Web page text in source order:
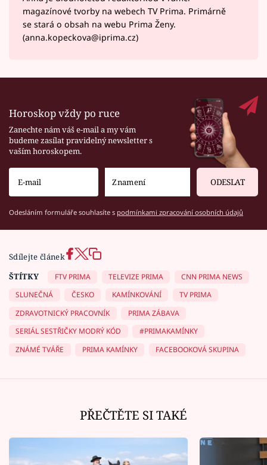
magazínové tvorby na webech TV Prima. Primárně
se stará o obsah na webu Prima Ženy.
(anna.kopeckova@iprima.cz)
Horoskop vždy po ruce
Zanechte nám váš e-mail a my vám
budeme zasílat pravidelný newsletter s
vaším horoskopem.
ODESLAT
Odesláním formuláře souhlasíte s podmínkami zpracování osobních údajů
Sdílejte článek
ŠTÍTKY
FTV PRIMA TELEVIZE PRIMA
CNN PRIMA NEWS
SLUNEČNÁ
ČESKO KAMÍNKOVÁNÍ
TV PRIMA
ZDRAVOTNICKÝ PRACOVNÍK
PRIMA ZÁBAVA
SERIÁL SESTŘIČKY MODRÝ KÓD
#PRIMAKAMÍNKY
ZNÁMÉ TVÁŘE
PRIMA KAMÍNKY FACEBOOKOVÁ SKUPINA
PŘEČTĚTE SI TAKÉ